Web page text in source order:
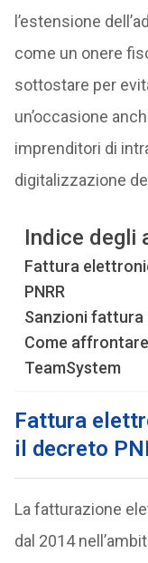
l’estensione
come un onere
sottostare per
un’occasione
imprenditori di
digitalizzazione
Indice degli
Fattura
PNRR
Sanzioni fattura
Come
TeamSystem
Fattura
il decreto
La fatturazione
dal 2014